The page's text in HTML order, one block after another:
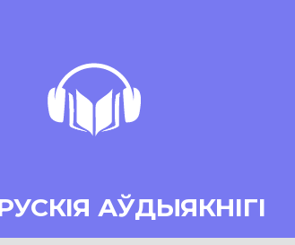
АЎДЫЯКНІГІ